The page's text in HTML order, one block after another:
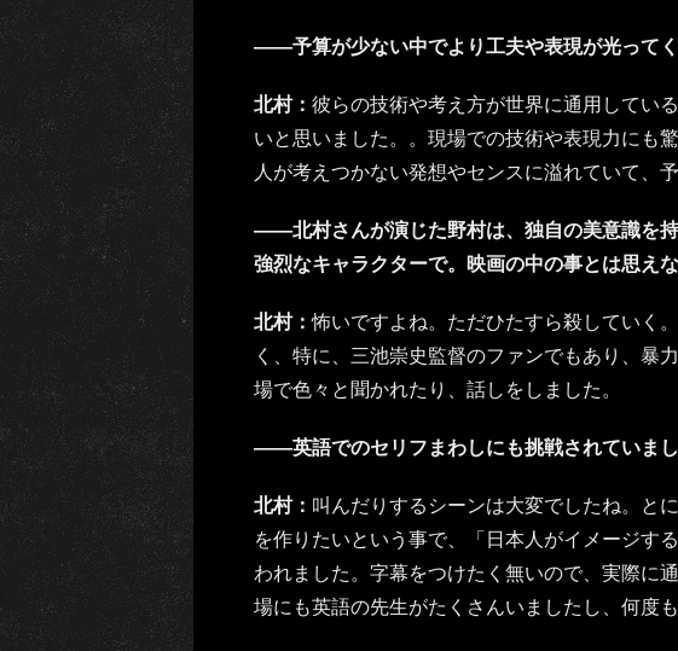
――予算が少ない中でより工夫や表現が光ってく
北村： 彼らの技術や考え方が世界に通用してい
いと思いました。。現場での技術や表現力にも
人が考えつかない発想やセンスに溢れていて、
――北村さんが演じた野村は、独自の美意識を持
強烈なキャラクターで。映画の中の事とは思え
北村：怖いですよね。ただひたすら殺していく
く、特に、三池崇史監督のファンでもあり、暴
場で色々と聞かれたり、話しをしました。
――英語でのセリフまわしにも挑戦されていまし
北村： 叫んだりするシーンは大変でしたね。と
を作りたいという事で、「日本人がイメージす
われました。字幕をつけたく無いので、実際に
場にも英語の先生がたくさんいましたし、何度